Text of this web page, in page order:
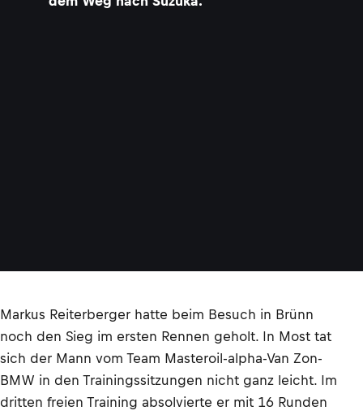
Markus Reiterberger hatte beim Besuch in Brünn
noch den Sieg im ersten Rennen geholt. In Most tat
sich der Mann vom Team Masteroil-alpha-Van Zon-
BMW in den Trainingssitzungen nicht ganz leicht. Im
dritten freien Training absolvierte er mit 16 Runden